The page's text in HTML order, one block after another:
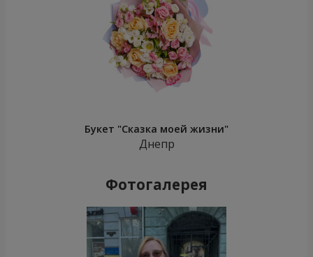
Букет "Сказка моей жизни"
Днепр
Фотогалерея